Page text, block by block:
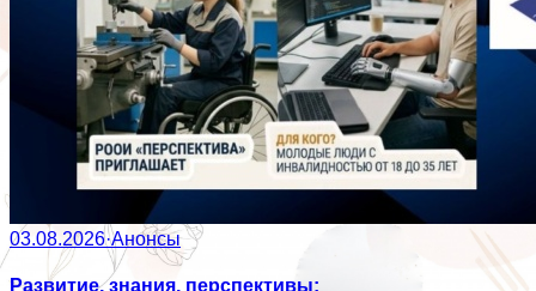
03.08.2026·Анонсы
Развитие, знания, перспективы: